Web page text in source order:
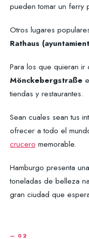
pueden tomar un ferry
Otros lugares
Rathaus
Para los que quieran ir
Mönckebergstraße
tiendas y restaurantes.
Sean cuales sean tus
ofrecer a todo el
crucero memorable.
Hamburgo presenta
toneladas de belleza
gran ciudad que